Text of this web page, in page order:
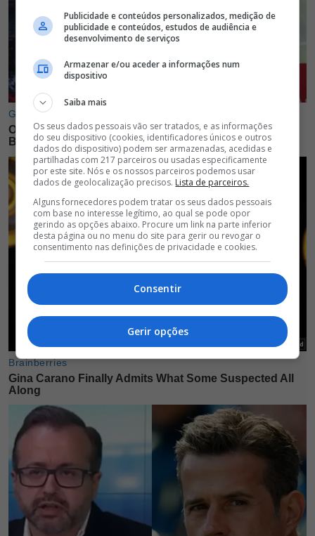
Publicidade e conteúdos personalizados, medição de
publicidade e conteúdos, estudos de audiência e
desenvolvimento de serviços
Armazenar e/ou aceder a informações num
dispositivo
Saiba mais
Os seus dados pessoais vão ser tratados, e as informações
do seu dispositivo (cookies, identificadores únicos e outros
dados do dispositivo) podem ser armazenadas, acedidas e
partilhadas com 217 parceiros ou usadas especificamente
por este site. Nós e os nossos parceiros podemos usar
dados de geolocalização precisos. Lista de parceiros.
Alguns fornecedores podem tratar os seus dados pessoais
com base no interesse legítimo, ao qual se pode opor
gerindo as opções abaixo. Procure um link na parte inferior
desta página ou no menu do site para gerir ou revogar o
consentimento nas definições de privacidade e cookies.
Consentir
Gerir opções